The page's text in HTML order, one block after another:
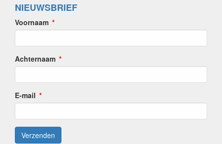
NIEUWSBRIEF
Voornaam
Achternaam
E-mail